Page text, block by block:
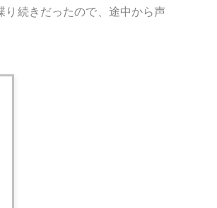
続きだったので、途中から声